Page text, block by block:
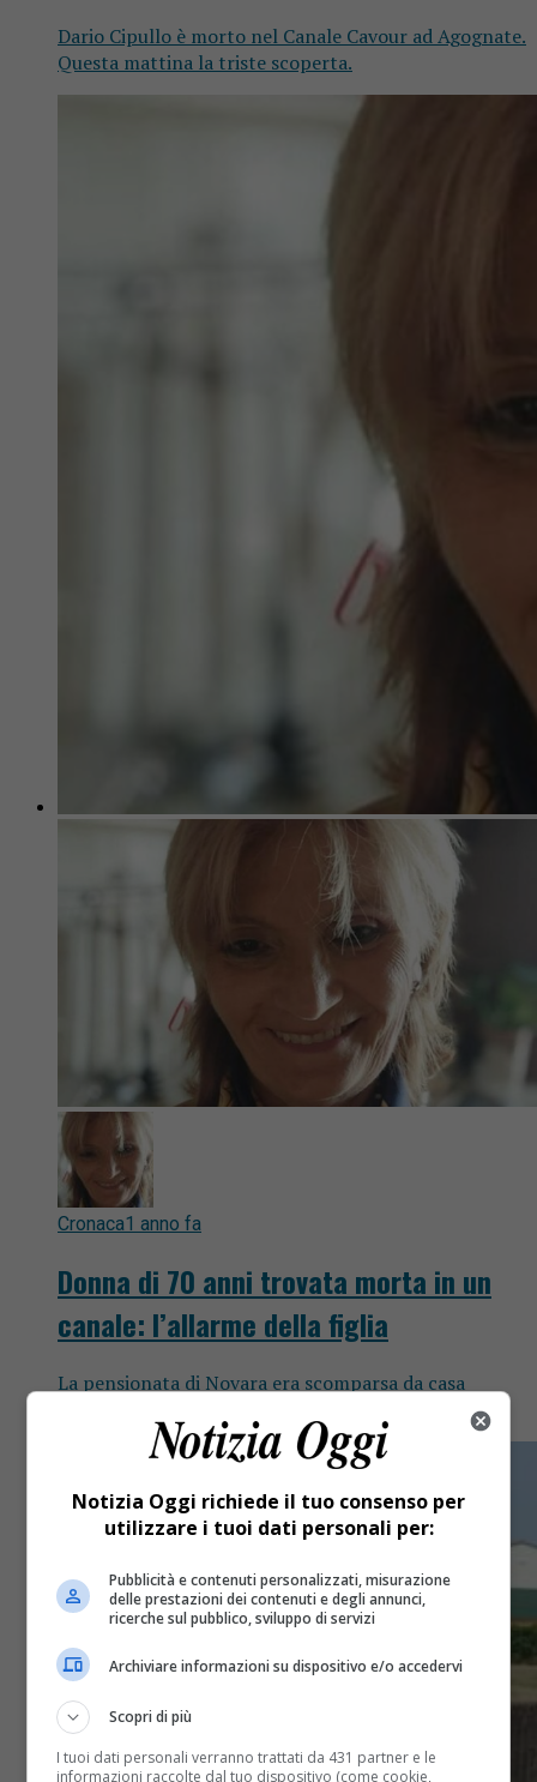
Dario Cipullo è morto nel Canale Cavour ad Agognate.
Questa mattina la triste scoperta.
Cronaca1 anno fa
Donna di 70 anni trovata morta in un
canale: l’allarme della figlia
La pensionata di Novara era scomparsa da casa
Notizia Oggi richiede il tuo consenso per
utilizzare i tuoi dati personali per:
Pubblicità e contenuti personalizzati, misurazione
delle prestazioni dei contenuti e degli annunci,
ricerche sul pubblico, sviluppo di servizi
Archiviare informazioni su dispositivo e/o accedervi
Scopri di più
I tuoi dati personali verranno trattati da 431 partner e le
informazioni raccolte dal tuo dispositivo (come cookie,